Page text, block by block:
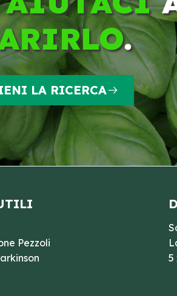
.
LA RICERCA
Pezzoli
5